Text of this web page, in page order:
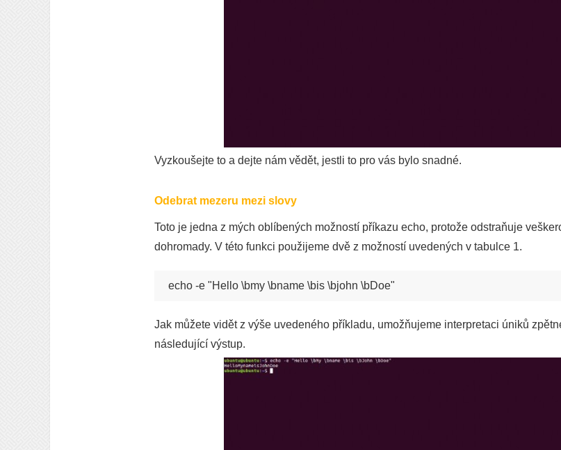
Vyzkoušejte to a dejte nám vědět, jestli to pro vás bylo snadné.
Odebrat mezeru mezi slovy
Toto je jedna z mých oblíbených možností příkazu echo, protože odstraňuje
dohromady. V této funkci použijeme dvě z možností uvedených v tabulce 1.
echo -e "Hello \bmy \bname \bis \bjohn \bDoe"
Jak můžete vidět z výše uvedeného příkladu, umožňujeme interpretaci úniků
následující výstup.